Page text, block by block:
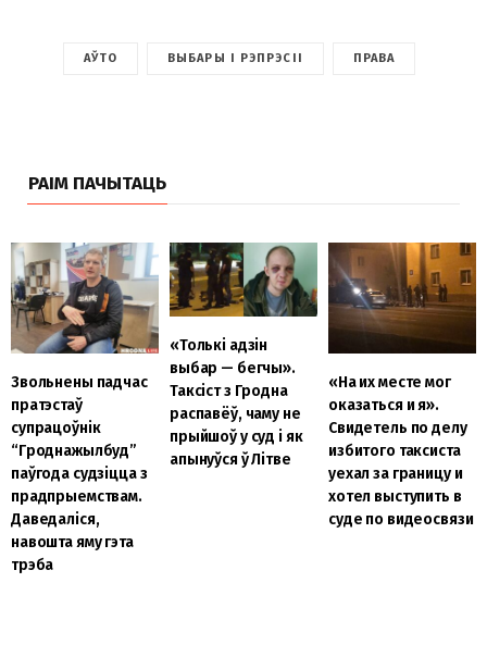
АЎТО ВЫБАРЫ І РЭПРЭСІІ ПРАВА
РАІМ ПАЧЫТАЦЬ
Звольнены падчас
пратэстаў
супрацоўнік
“Гроднажылбуд”
паўгода судзіцца з
прадпрыемствам.
Даведаліся,
навошта яму гэта
трэба
«Толькі адзін
выбар — бегчы».
Таксіст з Гродна
распавёў, чаму не
прыйшоў у суд і як
апынуўся ў Літве
«На их месте мог
оказаться и я».
Свидетель по делу
избитого таксиста
уехал за границу и
хотел выступить в
суде по видеосвязи